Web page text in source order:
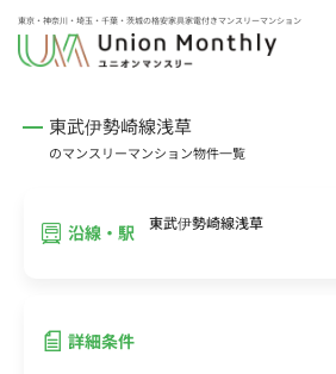
東京・神奈川・埼玉・千葉・茨城の格安家具家電付きマンスリーマンション
東武伊勢崎線浅草
のマンスリーマンション物件一覧
沿線・駅 東武伊勢崎線浅草
詳細条件